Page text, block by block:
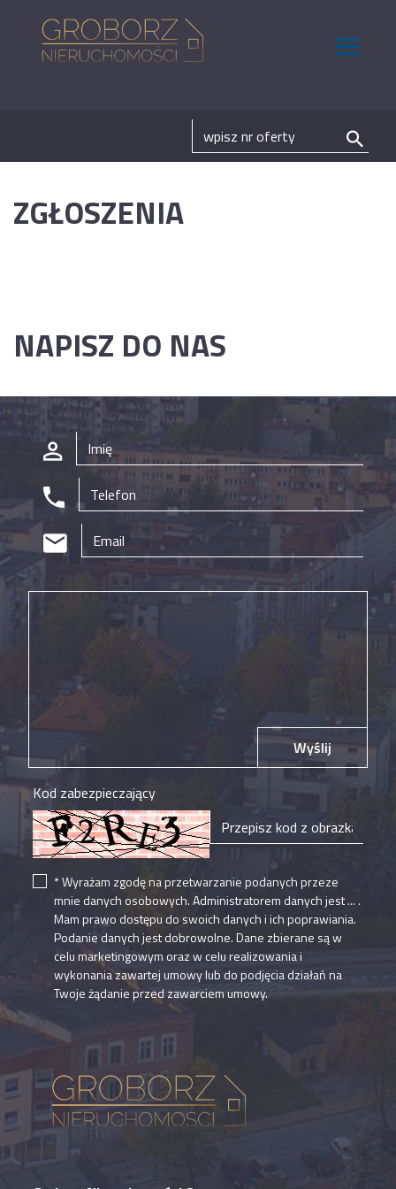
ZGŁOSZENIA
NAPISZ DO NAS
Wyślij
Kod zabezpieczający
* Wyrażam zgodę na przetwarzanie podanych przeze
mnie danych osobowych. Administratorem danych jest ... .
Mam prawo dostępu do swoich danych i ich poprawiania.
Podanie danych jest dobrowolne. Dane zbierane są w
celu marketingowym oraz w celu realizowania i
wykonania zawartej umowy lub do podjęcia działań na
Twoje żądanie przed zawarciem umowy.